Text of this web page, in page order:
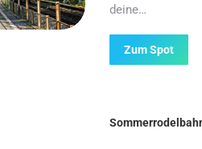
deine…
Zum Spot